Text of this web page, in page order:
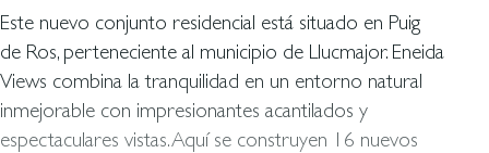
Este nuevo conjunto residencial está situado en Puig
de Ros, perteneciente al municipio de Llucmajor. Eneida
Views combina la tranquilidad en un entorno natural
inmejorable con impresionantes acantilados y
espectaculares vistas. Aquí se construyen 16 nuevos